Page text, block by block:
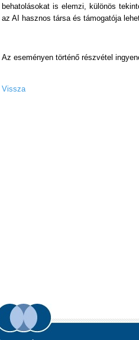
behatolásokat is elemzi, különös
az AI hasznos társa és támogatója
Az eseményen történő részvétel
Vissza